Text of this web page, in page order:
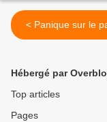
< Panique sur le
Hébergé par
Top articles
Pages